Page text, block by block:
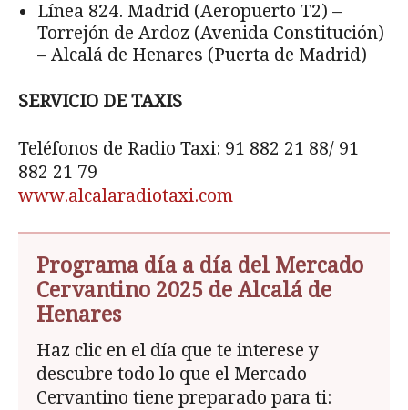
Línea 824. Madrid (Aeropuerto T2) –
Torrejón de Ardoz (Avenida Constitución)
– Alcalá de Henares (Puerta de Madrid)
SERVICIO DE TAXIS
Teléfonos de Radio Taxi: 91 882 21 88/ 91
882 21 79
www.alcalaradiotaxi.com
Programa día a día del Mercado
Cervantino 2025 de Alcalá de
Henares
Haz clic en el día que te interese y
descubre todo lo que el Mercado
Cervantino tiene preparado para ti: